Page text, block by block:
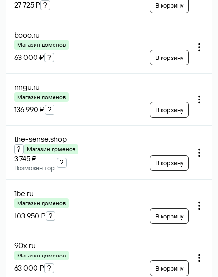
27 725 ₽ ? В корзину
booo.ru
Магазин доменов
63 000 ₽ ? В корзину
nngu.ru
Магазин доменов
136 990 ₽ ? В корзину
the-sense.shop
? Магазин доменов
3 745 ₽
Возможен торг
? В корзину
1be.ru
Магазин доменов
103 950 ₽ ? В корзину
90x.ru
Магазин доменов
63 000 ₽ ? В корзину